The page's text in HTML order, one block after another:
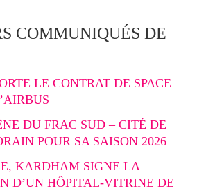
COMMUNIQUÉS DE
LE CONTRAT DE SPACE
DU FRAC SUD – CITÉ DE
POUR SA SAISON 2026
KARDHAM SIGNE LA
D’UN HÔPITAL-VITRINE DE